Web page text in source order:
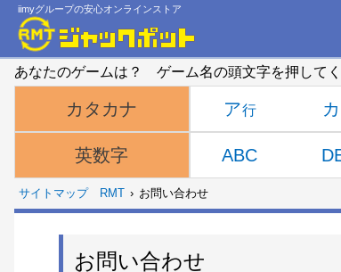
iimyグループの安心オンラインストア
あなたのゲームは？ ゲーム名の頭文字を押してく
カタカナ
英数字
ア カ
ABC
サイトマップ RMT お問い合わせ
お問い合わせ